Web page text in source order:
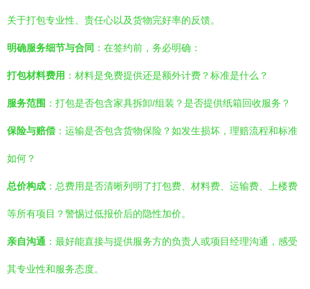
关于打包专业性、责任心以及货物完好率的反馈。
明确服务细节与合同 ：在签约前，务必明确：
打包材料费用 ：材料是免费提供还是额外计费？标准是什么？
服务范围 ：打包是否包含家具拆卸/组装？是否提供纸箱回收服务？
保险与赔偿 ：运输是否包含货物保险？如发生损坏，理赔流程和标准
如何？
总价构成 ：总费用是否清晰列明了打包费、材料费、运输费、上楼费
等所有项目？警惕过低报价后的隐性加价。
亲自沟通 ：最好能直接与提供服务方的负责人或项目经理沟通，感受
其专业性和服务态度。